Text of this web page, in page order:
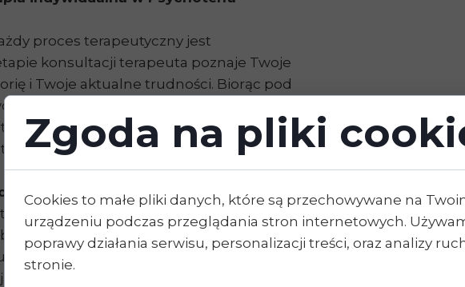
proces terapeutyczny jest
konsultacji terapeuta poznaje Twoje
i Twoje aktualne trudności. Biorąc pod
neurotyp, a także korzystając z
badaniami, psychoterapeuta
aby służył Tobie i Twoim celom.
poradzić sobie psychoterapia?
co jest Twoją trudnością oraz nad tym,
pracować: mogą to być np.
się zmagasz, trudności
emocji, dysfunkcyjne schematy, obniżony
Zgoda na pliki
Cookies to małe pliki danych, które są przechowywane na
urządzeniu podczas przeglądania stron internetowych.
poprawy działania serwisu, personalizacji treści, oraz analizy
stronie.